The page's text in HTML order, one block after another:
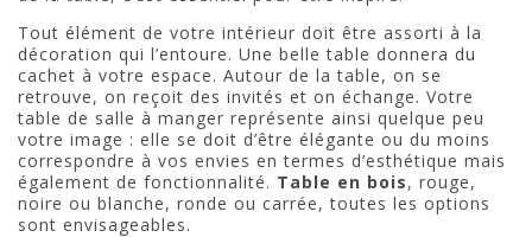
Tout élément de votre intérieur doit être assorti à la
décoration qui l’entoure. Une belle table donnera du
cachet à votre espace. Autour de la table, on se
retrouve, on reçoit des invités et on échange. Votre
table de salle à manger représente ainsi quelque peu
votre image : elle se doit d’être élégante ou du moins
correspondre à vos envies en termes d’esthétique mais
également de fonctionnalité. Table en bois, rouge,
noire ou blanche, ronde ou carrée, toutes les options
sont envisageables.